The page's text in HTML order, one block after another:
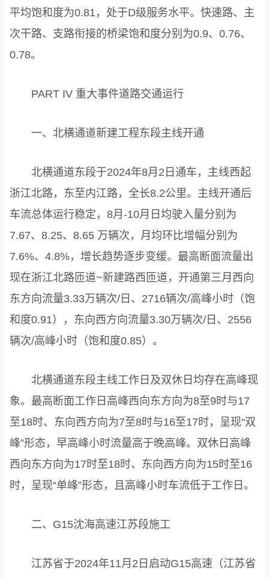
平均饱和度为0.81，处于D级服务水平。快速路、主
次干路、支路衔接的桥梁饱和度分别为0.9、0.76、
0.78。
PART IV 重大事件道路交通运行
一、北横通道新建工程东段主线开通
北横通道东段于2024年8月2日通车，主线西起
浙江北路，东至内江路，全长8.2公里。主线开通后
车流总体运行稳定，8月-10月日均驶入量分别为
7.67、8.25、8.65 万辆次，月均环比增幅分别为
7.6%、4.8%，增长趋势逐步变缓。最高断面流量出
现在浙江北路匝道~新建路西匝道，开通第三月西向
东方向流量3.33万辆次/日、2716辆次/高峰小时（饱
和度0.91），东向西方向流量3.30万辆次/日、2556
辆次/高峰小时（饱和度0.85）。
北横通道东段主线工作日及双休日均存在高峰现
象。最高断面工作日高峰西向东方向为8至9时与17
至18时、东向西方向为7至8时与16至17时，呈现“双
峰”形态，早高峰小时流量高于晚高峰。双休日高峰
西向东方向为17时至18时、东向西方向为15时至16
时，呈现“单峰”形态，且高峰小时车流低于工作日。
二、G15沈海高速江苏段施工
江苏省于2024年11月2日启动G15高速（江苏省